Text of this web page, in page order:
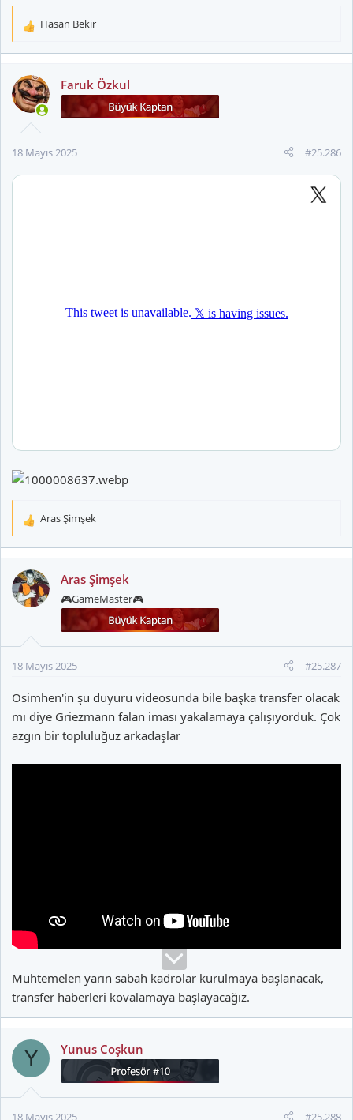
T
k
i
l
:
Hasan Bekir
Faruk Özkul
18 Mayıs 2025 #25.286
T
k
i
l
Aras Şimşek
Aras Şimşek
🎮GameMaster🎮
18 Mayıs 2025 #25.287
Osimhen'in şu duyuru videosunda bile başka transfer olacak
mı diye Griezmann falan iması yakalamaya çalışıyorduk. Çok
azgın bir topluluğuz arkadaşlar
Muhtemelen yarın sabah kadrolar kurulmaya başlanacak,
transfer haberleri kovalamaya başlayacağız.
Y Yunus Coşkun
18 Mayıs 2025 #25.288